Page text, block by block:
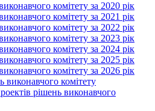
комітету за 2020 рік
комітету за 2021 рік
комітету за 2022 рік
комітету за 2023 рік
комітету за 2024 рік
комітету за 2025 рік
комітету за 2026 рік
виконавчого комітету
рішень виконавчого